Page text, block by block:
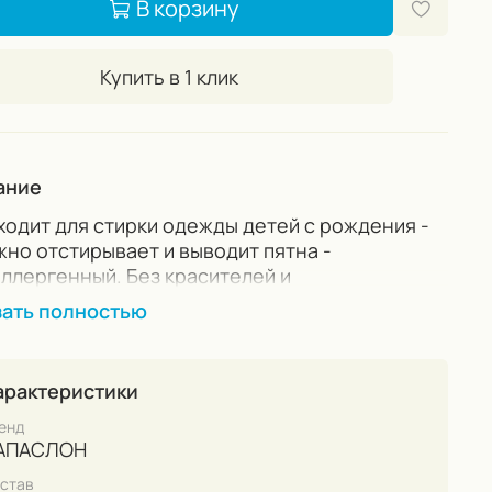
В корзину
Купить в 1 клик
для стирки одежды детей с рождения -
отстирывает и выводит пятна -
Без красителей и
- Подходит для белых и цветных
- Для любых тканей, включая шерсть и шёлк
полностью